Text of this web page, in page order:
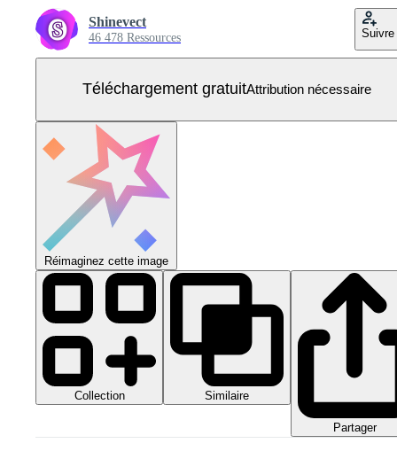
Shinevect
46 478 Ressources Suivre
Téléchargement gratuitAttribution nécessaire
Réimaginez cette image
Collection Similaire
Partager